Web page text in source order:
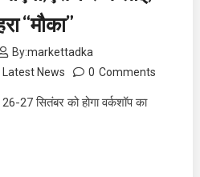
“मौका”
By:markettadka
Latest News 0 Comments
27 सितंबर को होगा वर्कशॉप का